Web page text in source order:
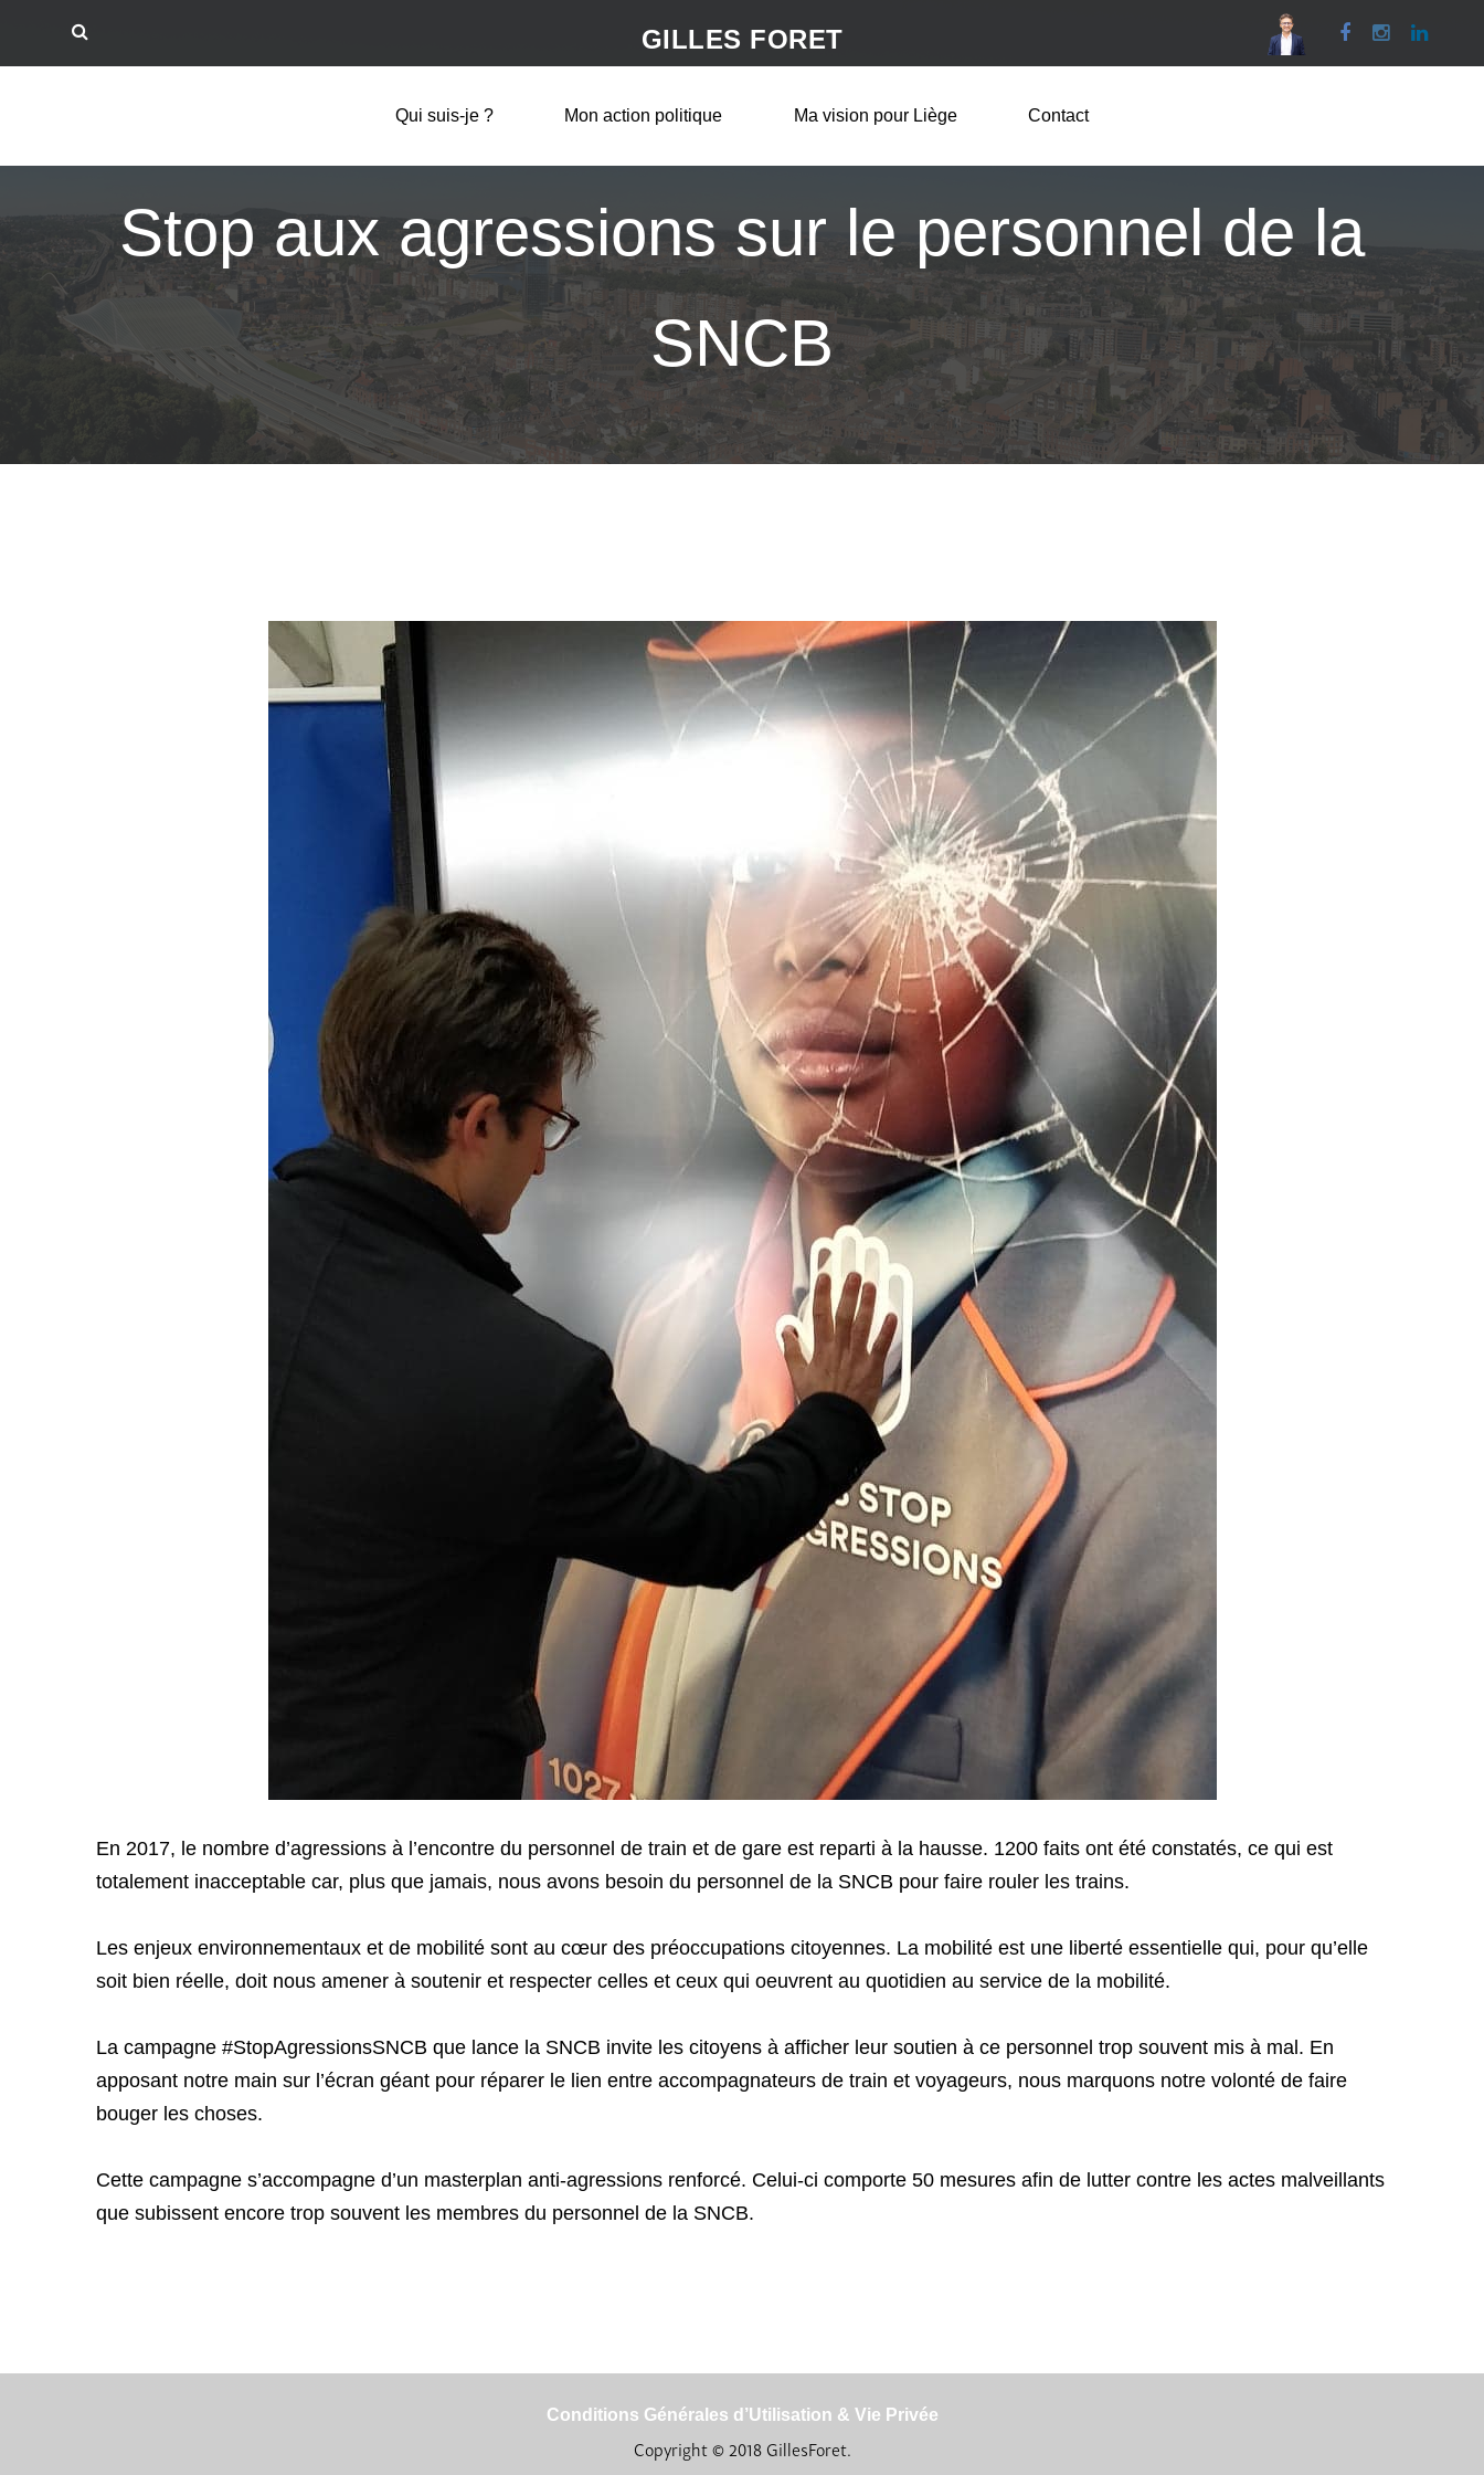
GILLES FORET
Qui suis-je ? Mon action politique Ma vision pour Liège Contact
Stop aux agressions sur le personnel de la
SNCB
En 2017, le nombre d’agressions à l’encontre du personnel de train et de gare est reparti à la hausse. 1200 faits ont été constatés, ce qui est
totalement inacceptable car, plus que jamais, nous avons besoin du personnel de la SNCB pour faire rouler les trains.
Les enjeux environnementaux et de mobilité sont au cœur des préoccupations citoyennes. La mobilité est une liberté essentielle qui, pour qu’elle
soit bien réelle, doit nous amener à soutenir et respecter celles et ceux qui oeuvrent au quotidien au service de la mobilité.
La campagne #StopAgressionsSNCB que lance la SNCB invite les citoyens à afficher leur soutien à ce personnel trop souvent mis à mal. En
apposant notre main sur l’écran géant pour réparer le lien entre accompagnateurs de train et voyageurs, nous marquons notre volonté de faire
bouger les choses.
Cette campagne s’accompagne d’un masterplan anti-agressions renforcé. Celui-ci comporte 50 mesures afin de lutter contre les actes malveillants
que subissent encore trop souvent les membres du personnel de la SNCB.
Conditions Générales d’Utilisation & Vie Privée
Copyright © 2018 GillesForet.